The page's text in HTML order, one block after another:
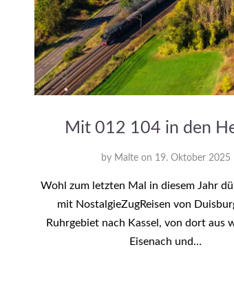
Mit 012 104 in den
by Malte on 19. Oktober 2025
Wohl zum letzten Mal in diesem Jahr
mit NostalgieZugReisen von
Ruhrgebiet nach Kassel, von dort aus
Eisenach und…